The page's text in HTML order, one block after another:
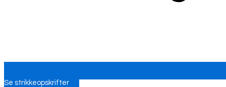
Se strikkeopskrifter